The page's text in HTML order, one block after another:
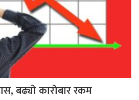
बढ्यो कारोबार रकम